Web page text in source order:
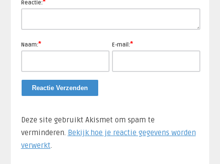
Reactie:*
Naam:* E-mail:*
Deze site gebruikt Akismet om spam te
verminderen. Bekijk hoe je reactie gegevens worden
verwerkt.